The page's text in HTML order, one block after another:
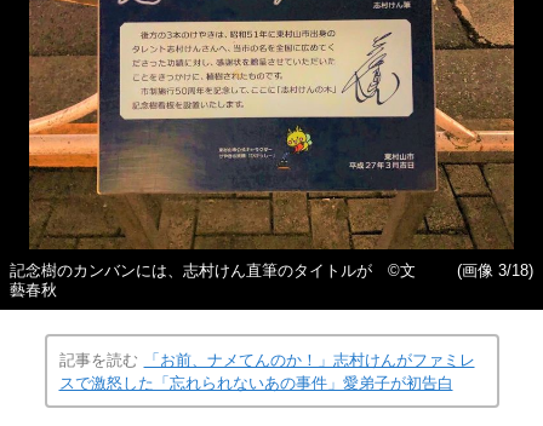
記念樹のカンバンには、志村けん直筆のタイトルが ©︎文
藝春秋
(画像 3/18)
記事を読む
「お前、ナメてんのか！」志村けんがファミレ
スで激怒した「忘れられないあの事件」愛弟子が初告白